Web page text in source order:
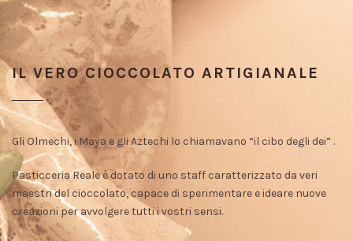
IL VERO CIOCCOLATO ARTIGIANALE
Gli Olmechi, i Maya e gli Aztechi lo chiamavano “il cibo degli dei” .
Pasticceria Reale è dotato di uno staff caratterizzato da veri
maestri del cioccolato, capace di sperimentare e ideare nuove
creazioni per avvolgere tutti i vostri sensi.